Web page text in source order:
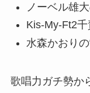
ノーベル雄
Kis-My-Ft2
水森かおり
歌唱力ガチ勢か